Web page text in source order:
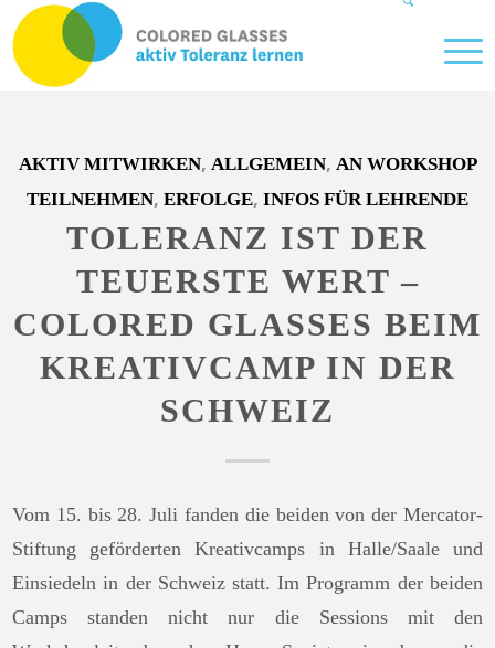
AKTIV MITWIRKEN, ALLGEMEIN, AN WORKSHOP
TEILNEHMEN, ERFOLGE, INFOS FÜR LEHRENDE
TOLERANZ IST DER
TEUERSTE WERT –
COLORED GLASSES BEIM
KREATIVCAMP IN DER
SCHWEIZ
Vom 15. bis 28. Juli fanden die beiden von der Mercator-
Stiftung geförderten Kreativcamps in Halle/Saale und
Einsiedeln in der Schweiz statt. Im Programm der beiden
Camps standen nicht nur die Sessions mit den